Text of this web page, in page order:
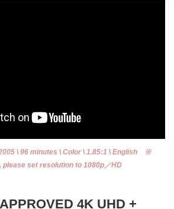
\ 96 minutes \ Color \ 1.85:1 \ English ※
please set resolution to 1080p／HD
4K UHD +